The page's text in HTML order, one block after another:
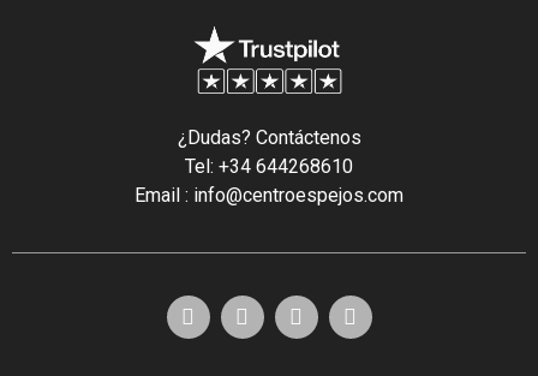
¿Dudas? Contáctenos
Tel: +34 644268610
Email : info@centroespejos.com